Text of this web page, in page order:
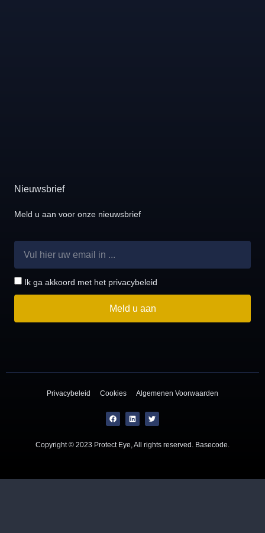
Nieuwsbrief
Meld u aan voor onze nieuwsbrief
Ik ga akkoord met het privacybeleid
Meld u aan
Privacybeleid Cookies Algemenen Voorwaarden
Copyright © 2023 Protect Eye, All rights reserved. Basecode.